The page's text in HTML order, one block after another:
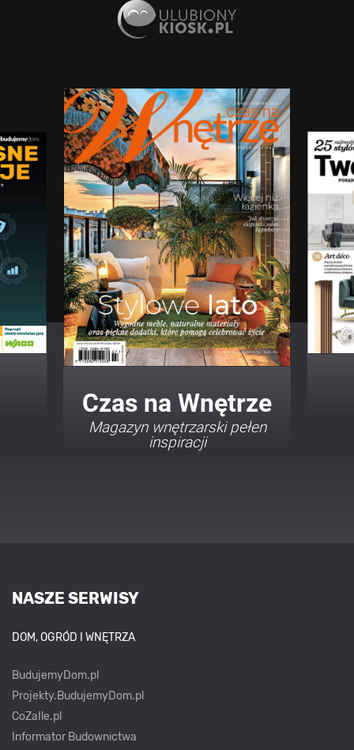
Twój Dom Twój Styl
Porady i inspiracje w
najmodniejszych stylach
NASZE SERWISY
DOM, OGRÓD I WNĘTRZA
BudujemyDom.pl
Projekty.BudujemyDom.pl
CoZaIle.pl
Informator Budownictwa